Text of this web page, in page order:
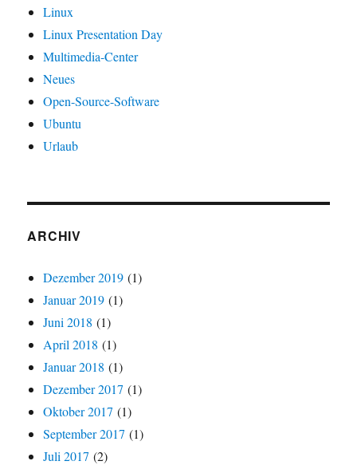
Linux
Linux Presentation Day
Multimedia-Center
Neues
Open-Source-Software
Ubuntu
Urlaub
ARCHIV
Dezember 2019 (1)
Januar 2019 (1)
Juni 2018 (1)
April 2018 (1)
Januar 2018 (1)
Dezember 2017 (1)
Oktober 2017 (1)
September 2017 (1)
Juli 2017 (2)